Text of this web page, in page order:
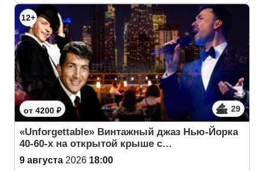
12+
от 4200 ₽ 29
«Unforgettable» Винтажный джаз Нью-Йорка
40-60-х на открытой крыше с…
9 августа 2026 18:00